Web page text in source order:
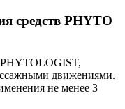
средств PHYTO
движениями.
не менее 3